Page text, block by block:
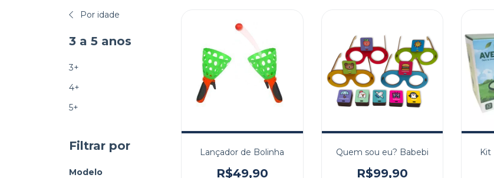
Por idade
3 a 5 anos
3+
4+
5+
Filtrar por
Modelo
Lançador de Bolinha
R$49,90
Quem sou eu? Babebi
R$99,90
Kit